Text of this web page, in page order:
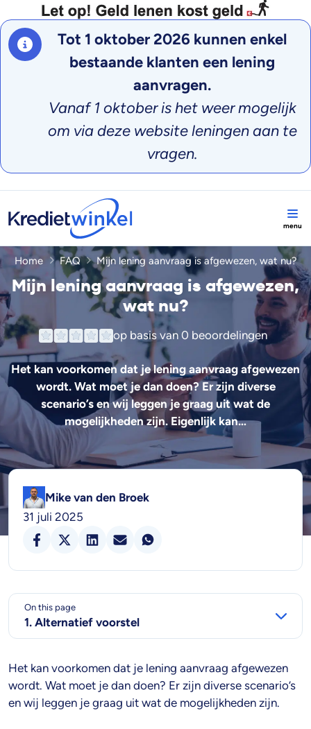
Tot 1 oktober 2026 kunnen enkel
bestaande klanten een lening
aanvragen.
Vanaf 1 oktober is het weer mogelijk
om via deze website leningen aan te
vragen.
Home FAQ Mijn lening aanvraag is afgewezen, wat nu?
Mijn lening aanvraag is afgewezen,
wat nu?
op basis van 0 beoordelingen
Het kan voorkomen dat je lening aanvraag afgewezen
wordt. Wat moet je dan doen? Er zijn diverse
scenario’s en wij leggen je graag uit wat de
mogelijkheden zijn. Eigenlijk kan…
On this page
1. Alternatief voorstel
Mike van den Broek
31 juli 2025
Het kan voorkomen dat je lening aanvraag afgewezen
wordt. Wat moet je dan doen? Er zijn diverse scenario’s
en wij leggen je graag uit wat de mogelijkheden zijn.